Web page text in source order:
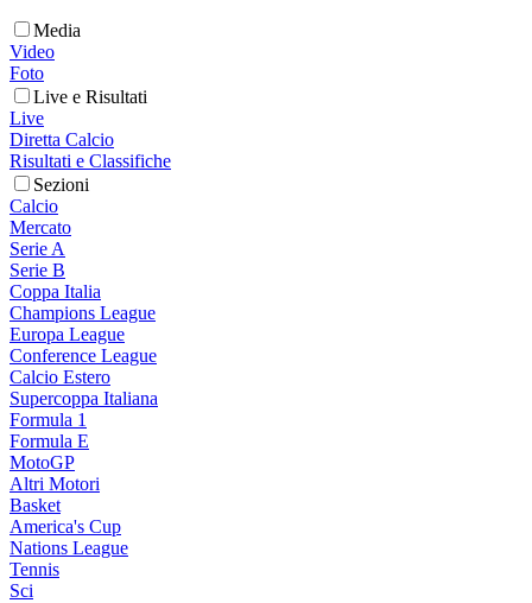
Media
Video
Foto
Live e Risultati
Live
Diretta Calcio
Risultati e Classifiche
Sezioni
Calcio
Mercato
Serie A
Serie B
Coppa Italia
Champions League
Europa League
Conference League
Calcio Estero
Supercoppa Italiana
Formula 1
Formula E
MotoGP
Altri Motori
Basket
America's Cup
Nations League
Tennis
Sci